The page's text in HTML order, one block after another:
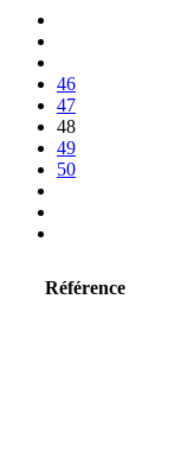
46
47
48
49
50
Référence